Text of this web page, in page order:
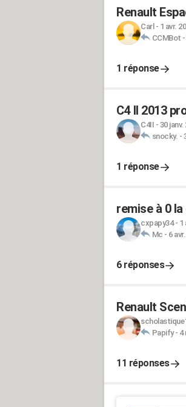
Renault
Carl - 1 avr.
CCMBot -
1 réponse
C4 II 2013
C4II - 30 janv.
snocky. -
1 réponse
remise à 0
cxpapy34- 1
Mc - 6
6 réponses
Renault
Papify- 4
11 réponses